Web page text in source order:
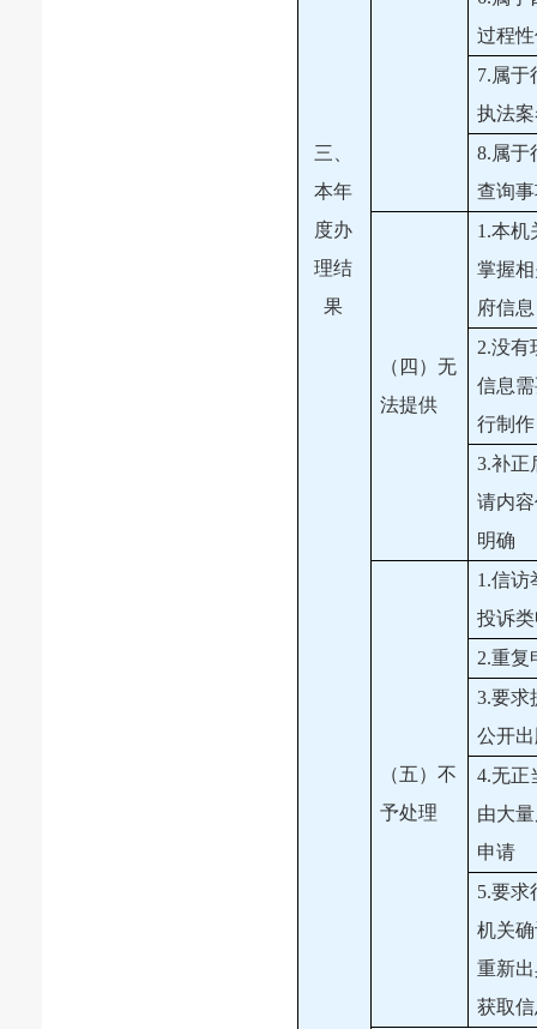
三、
本年
度办
理结
果
过程
7.属于
执法
8.属于
查询
（四）无
法提供
1.本机
掌握
府信息
2.没有
信息
行制作
3.补正
请内
明确
（五）不
予处理
1.信访
投诉
2.重复
3.要求
公开
4.无正
由大
申请
5.要求
机关
重新
获取